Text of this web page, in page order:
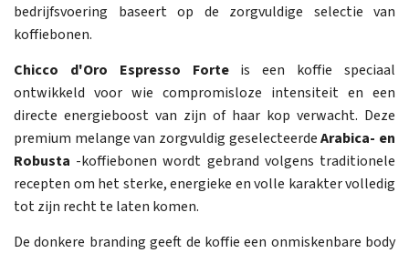
bedrijfsvoering baseert op de zorgvuldige selectie van
koffiebonen.
Chicco d'Oro Espresso Forteis een koffie speciaal
ontwikkeld voor wie compromisloze intensiteit en een
directe energieboost van zijn of haar kop verwacht. Deze
premium melange van zorgvuldig geselecteerdeArabica- en
Robusta -koffiebonen wordt gebrand volgens traditionele
recepten om het sterke, energieke en volle karakter volledig
tot zijn recht te laten komen.
De donkere branding geeft de koffie een onmiskenbare body